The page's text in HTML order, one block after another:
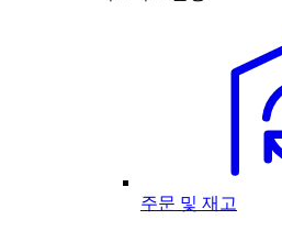
주문 및 재고